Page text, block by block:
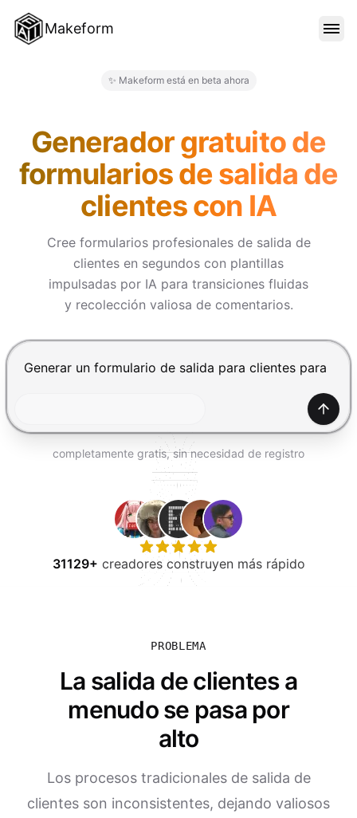
Makeform
BLOG
PRECIOS
INICIAR SESIÓN
PROBAR GRATIS
✨ Makeform está en beta ahora
Generador gratuito de
formularios de salida de
clientes con IA
Cree formularios profesionales de salida de
clientes en segundos con plantillas
impulsadas por IA para transiciones fluidas
y recolección valiosa de comentarios.
Presiona Enter para enviar, Shift+Enter para añadir
completamente gratis, sin necesidad de registro
31129+ creadores construyen más rápido
PROBLEMA
La salida de clientes a
menudo se pasa por
alto
Los procesos tradicionales de salida de
clientes son inconsistentes, dejando valiosos